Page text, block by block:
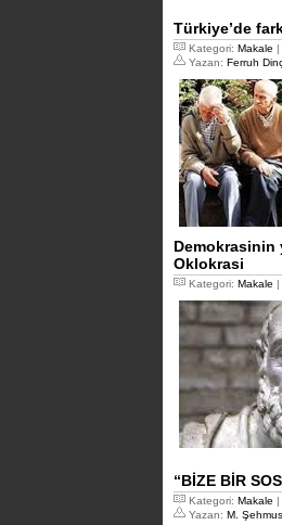
Türkiye’de
Kategori: Makale |
Yazan: Ferruh
Demokrasinin
Oklokrasi
Kategori: Makale |
“BİZE BİR
Kategori: Makale |
Yazan: M.